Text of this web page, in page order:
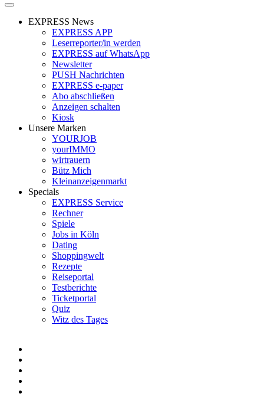
EXPRESS News
EXPRESS APP
Leserreporter/in werden
EXPRESS auf WhatsApp
Newsletter
PUSH Nachrichten
EXPRESS e-paper
Abo abschließen
Anzeigen schalten
Kiosk
Unsere Marken
YOURJOB
yourIMMO
wirtrauern
Bütz Mich
Kleinanzeigenmarkt
Specials
EXPRESS Service
Rechner
Spiele
Jobs in Köln
Dating
Shoppingwelt
Rezepte
Reiseportal
Testberichte
Ticketportal
Quiz
Witz des Tages